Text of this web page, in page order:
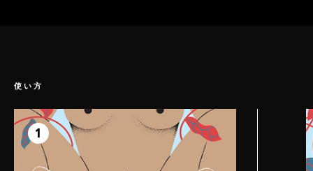
使い方
1
ステップ 1
準備